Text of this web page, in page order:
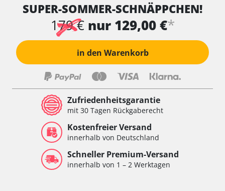
SUPER-SOMMER-SCHNÄPPCHEN!
179 € nur 129,00 €*
in den Warenkorb
Zufriedenheitsgarantie
mit 30 Tagen Rückgaberecht
Kostenfreier Versand
innerhalb von Deutschland
Schneller Premium-Versand
innerhalb von 1 – 2 Werktagen